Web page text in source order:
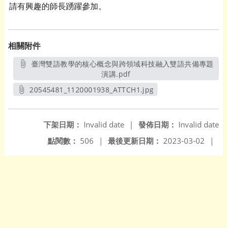
請有興趣的師長踴躍參加。
相關附件
演講.pdf另開新視窗
20545481_1120001938_ATTCH1.jpg
發佈日期： Invalid date
下架日期： Invalid date
|
最後更新日期： 2023-03-02 |
點閱數： 506 |